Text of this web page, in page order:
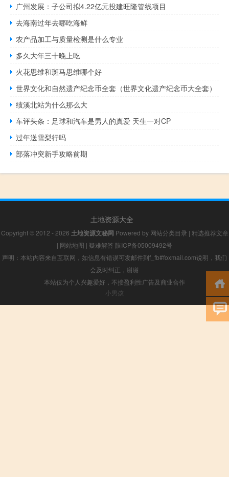
广州发展：子公司拟4.22亿元投建旺隆管线项目
去海南过年去哪吃海鲜
农产品加工与质量检测是什么专业
多久大年三十晚上吃
火花思维和斑马思维哪个好
世界文化和自然遗产纪念币全套（世界文化遗产纪念币大全套）
绩溪北站为什么那么大
车评头条：足球和汽车是男人的真爱 天生一对CP
过年送雪梨行吗
部落冲突新手攻略前期
土地资源大全
Copyright © 2012 - 2026 土地资源文秘网 Powered by 网站分类目录 | 精选推荐文章
| 网站地图 | 疑难解答 陕ICP备05009492号
声明：本站内容来自互联网，如信息有错误可发邮件到f_fb#foxmail.com说明，我们
会及时纠正，谢谢
本站仅为个人兴趣爱好，不接盈利性广告及商业合作
小男孩